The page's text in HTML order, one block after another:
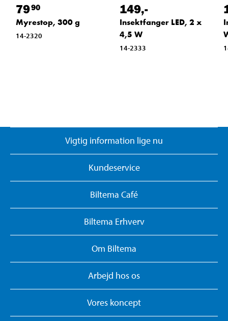
7990
Myrestop, 300 g
14-2320
149,-
Insektfanger LED, 2 x
4,5 W
14-2333
Vigtig information lige nu
Kundeservice
Biltema Café
Biltema Erhverv
Om Biltema
Arbejd hos os
Vores koncept